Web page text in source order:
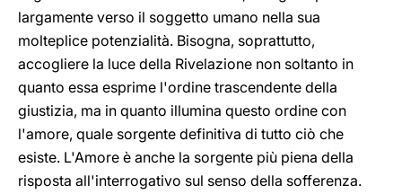
largamente verso il soggetto umano nella sua
molteplice potenzialità. Bisogna, soprattutto,
accogliere la luce della Rivelazione non soltanto in
quanto essa esprime l'ordine trascendente della
giustizia, ma in quanto illumina questo ordine con
l'amore, quale sorgente definitiva di tutto ciò che
esiste. L'Amore è anche la sorgente più piena della
risposta all'interrogativo sul senso della sofferenza.